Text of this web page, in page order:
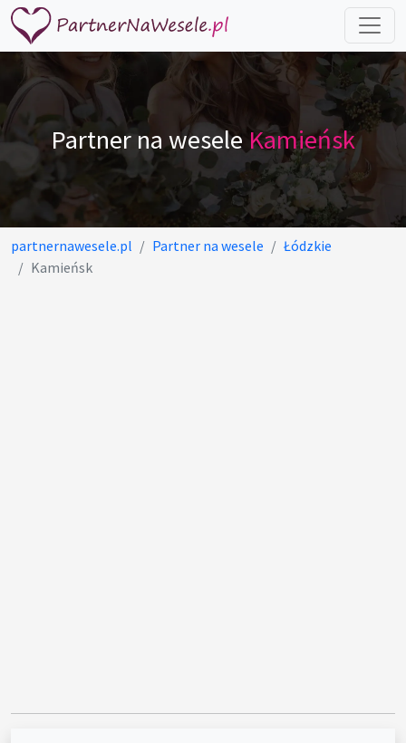
Partner na wesele Kamieńsk
partnernawesele.pl Partner na wesele
Łódzkie
Kamieńsk